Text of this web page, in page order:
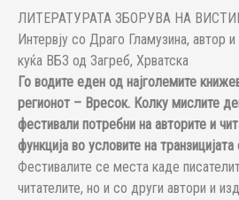
ЛИТЕРАТУРАТА ЗБОРУВА НА
Интервју со Драго Гламузина, автор
куќа ВБЗ од Загреб, Хрватска
Го водите еден од најголемите
регионот – Вресок. Колку мислите
фестивали потребни на авторите и
функција во условите на
Фестивалите се места каде
читателите, но и со други автори и